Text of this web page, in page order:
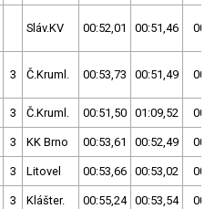
Sláv.KV 00:52,01 00:51,46
3 Č.Kruml. 00:53,73 00:51,49
3 Č.Kruml. 00:51,50 01:09,52
3 KK Brno 00:53,61 00:52,49
3 Litovel 00:53,66 00:53,02
3 Klášter. 00:55,24 00:53,54